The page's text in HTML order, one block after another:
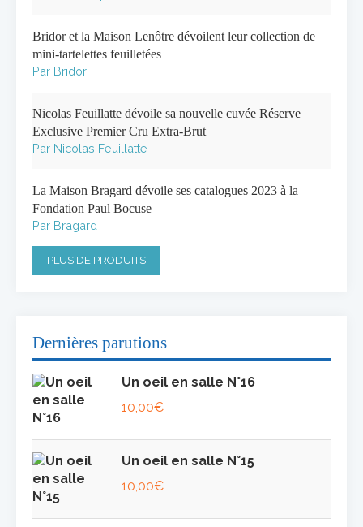
Bridor et la Maison Lenôtre dévoilent leur collection de
mini-tartelettes feuilletées
Par Bridor
Nicolas Feuillatte dévoile sa nouvelle cuvée Réserve
Exclusive Premier Cru Extra-Brut
Par Nicolas Feuillatte
La Maison Bragard dévoile ses catalogues 2023 à la
Fondation Paul Bocuse
Par Bragard
PLUS DE PRODUITS
Dernières parutions
Un oeil en salle N°16
10,00€
Un oeil en salle N°15
10,00€